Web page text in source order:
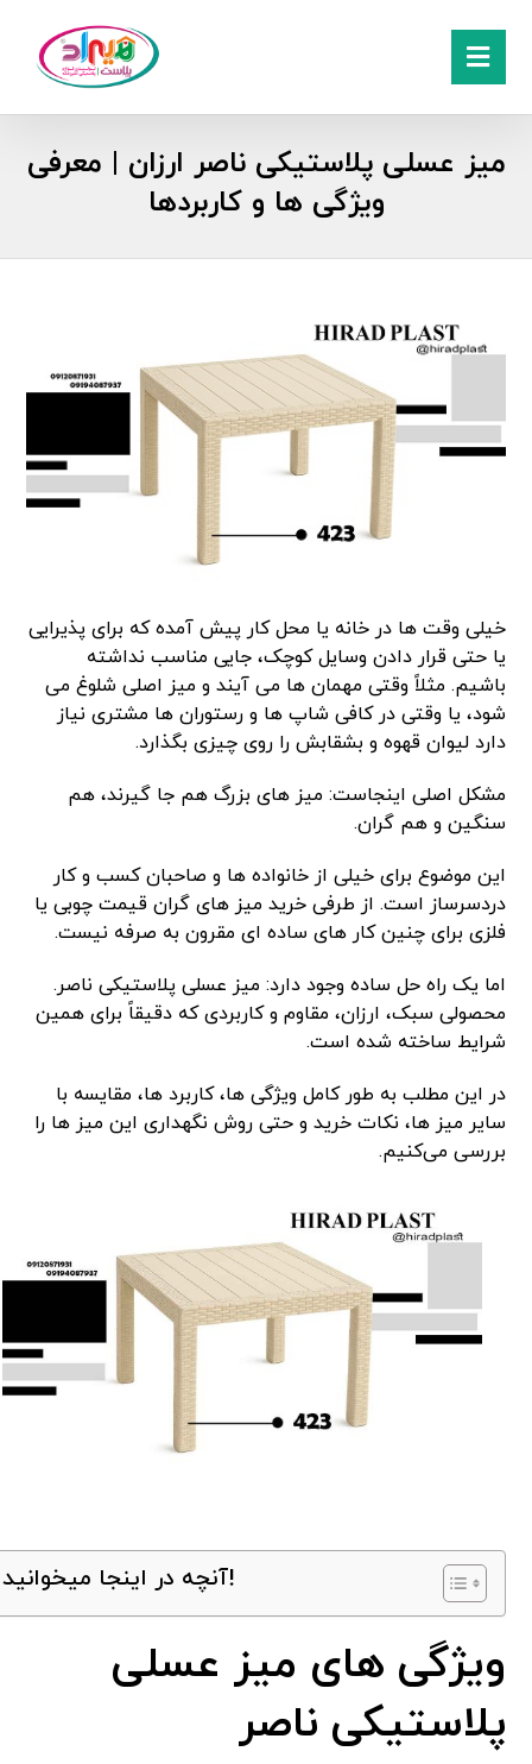
میز عسلی پلاستیکی ناصر ارزان | معرفی
ویژگی ها و کاربردها
خیلی وقت‌ ها در خانه یا محل کار پیش آمده که برای پذیرایی
یا حتی قرار دادن وسایل کوچک، جایی مناسب نداشته
باشیم. مثلاً وقتی مهمان ‌ها می‌ آیند و میز اصلی شلوغ می‌
شود، یا وقتی در کافی ‌شاپ ‌ها و رستوران ‌ها مشتری نیاز
دارد لیوان قهوه و بشقابش را روی چیزی بگذارد.
مشکل اصلی اینجاست: میز های بزرگ هم جا گیرند، هم
سنگین و هم گران.
این موضوع برای خیلی از خانواده ‌ها و صاحبان کسب‌ و کار
دردسرساز است. از طرفی خرید میز های گران ‌قیمت چوبی یا
فلزی برای چنین کار های ساده ‌ای مقرون‌ به‌ صرفه نیست.
اما یک راه ‌حل ساده وجود دارد: میز عسلی پلاستیکی ناصر.
محصولی سبک، ارزان، مقاوم و کاربردی که دقیقاً برای همین
شرایط ساخته شده است.
در این مطلب به طور کامل ویژگی ‌ها، کاربرد ها، مقایسه با
سایر میز ها، نکات خرید و حتی روش نگهداری این میز ها را
بررسی می‌کنیم.
آنچه در اینجا میخوانید!
ویژگی‌ های میز عسلی
پلاستیکی ناصر